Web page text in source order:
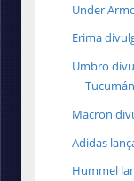
Under
Erima
Umbro
Tucumán
Macron
Adidas
Hummel